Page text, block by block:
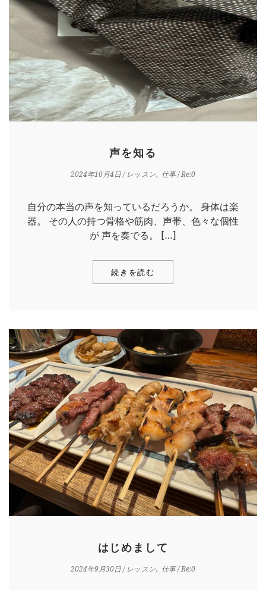
INFORMATION
VOICE GALLERY
声を知る
2024年10月4日/レッスン 仕事/ Re:0
自分の本当の声を知っているだろうか。 身体は楽
器。 その人の持つ骨格や筋肉、声帯、色々な個性
が 声を奏でる。 […]
続きを読む
はじめまして
2024年9月30日/レッスン 仕事/ Re:0